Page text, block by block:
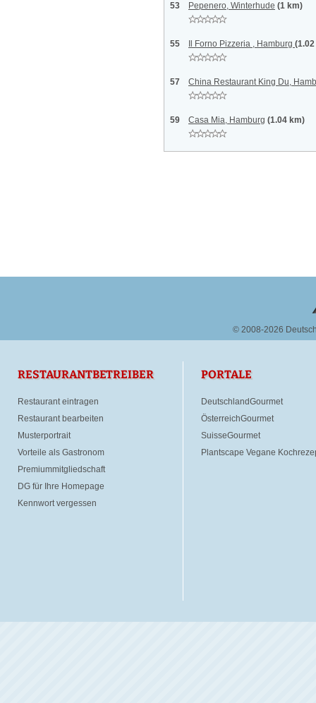
53 Pepenero, Winterhude (1 km)
55 Il Forno Pizzeria , Hamburg
57 China Restaurant King Du,
59 Casa Mia, Hamburg (1.04 km)
© 2008-2026
RESTAURANTBETREIBER
Restaurant eintragen
Restaurant bearbeiten
Musterportrait
Vorteile als Gastronom
Premiummitgliedschaft
DG für Ihre Homepage
Kennwort vergessen
PORTALE
DeutschlandGourmet
ÖsterreichGourmet
SuisseGourmet
Plantscape Vegane